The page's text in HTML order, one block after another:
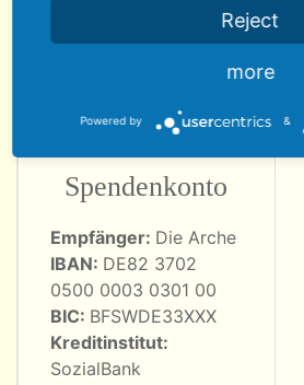
Die Arche -
Zentrales
Spendenkonto
Empfänger: Die Arche
IBAN: DE82 3702
0500 0003 0301 00
BIC: BFSWDE33XXX
Kreditinstitut:
SozialBank
Reject
more
Powered by &